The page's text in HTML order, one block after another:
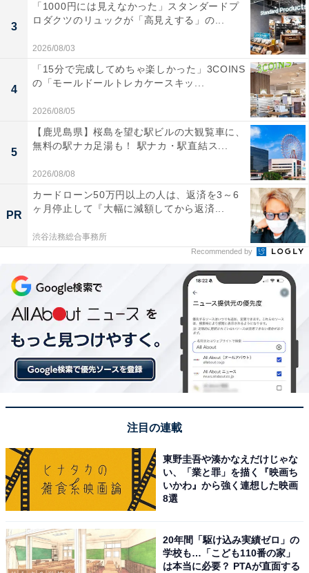
3
「1000円には見えなかった」スタンダードプ
ロダクツのリュックが「高見えする」の...
2026/08/03
4
「15分で完成してめちゃ楽しかった」3COINS
の「モールドールトレカケースキッ...
2026/08/05
5
【鹿児島県】桜島を望む駅ビルの大観覧車に、
無料の駅ナカ足湯も！ 駅ナカ・駅直結ス...
2026/08/08
PR
カードローン50万円以上の人は、返済を3～6
ヶ月停止して『大幅に減額してから返済...
渋谷法務総合事務所
Recommended by
注目の連載
東野圭吾や湊かなえだけじゃな
い、「業と罪」を描く『映画ち
いかわ』から強く連想した映画
8選
20年間「駆け込み実績ゼロ」の
学校も…「こども110番の家」
は本当に必要？ PTAが直面する